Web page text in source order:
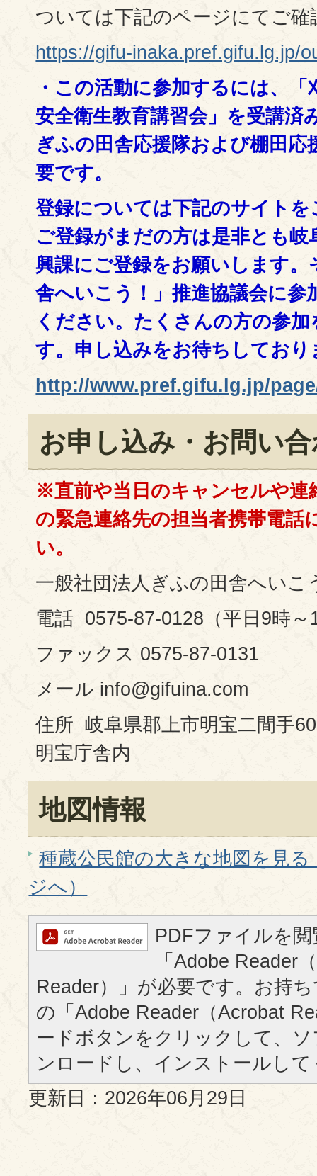
ついては下記のページにてご確
https://gifu-inaka.pref.gifu.lg.jp/
・この活動に参加するには、「
安全衛生教育講習会」を受講済
ぎふの田舎応援隊および棚田応
要です。
登録については下記のサイト
ご登録がまだの方は是非とも岐
興課にご登録をお願いします
舎へいこう！」推進協議会に参
ください。たくさんの方の参
す。申し込みをお待ちしており
http://www.pref.gifu.lg.jp/
お申し込み・お問い
※直前や当日のキャンセルや連
の緊急連絡先の担当者携帯電話
い。
一般社団法人ぎふの田舎へいこ
電話 0575-87-0128（平日9時～
ファックス 0575-87-0131
メール info@gifuina.com
住所 岐阜県郡上市明宝二間手
明宝庁舎内
地図情報
種蔵公民館の大きな地図を見る
ジへ）
PDFファイルを
「Adobe Reader
Reader）」が必要です。お持
の「Adobe Reader（Acrobat
ードボタンをクリックして、
ンロードし、インストールし
更新日：2026年06月29日